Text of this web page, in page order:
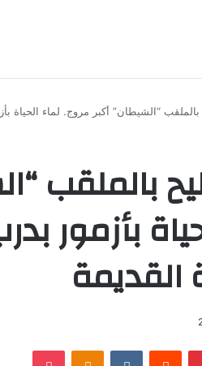
“الشيطان” أكبر مروج. لماء الحياة
بالملقب
بأزمور
بينتيريست Odnoklassniki
بوكيت